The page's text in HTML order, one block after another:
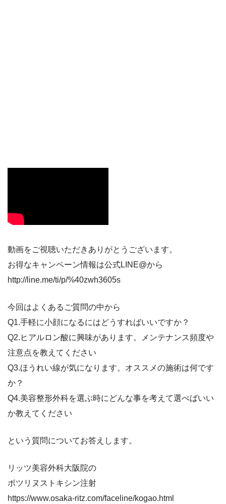
動画をご視聴いただきありがとうございます。
お得なキャンペーン情報は公式LINE@から
http://line.me/ti/p/%40zwh3605s
今回はよくあるご質問の中から
Q1.手軽に小顔になるにはどうすればいいですか？
Q2.ヒアルロン酸に興味があります。メンテナンス頻度や
注意点を教えてください
Q3.ほうれい線が気になります。オススメの施術は何です
か？
Q4.美容整形外科を選ぶ時にどんな事を考えて選べばいい
か教えてください
という質問についてお答えします。
リッツ美容外科大阪院の
ボツリヌストキシン注射
https://www.osaka-ritz.com/faceline/kogao.html